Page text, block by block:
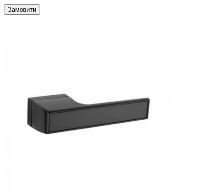
Замовити